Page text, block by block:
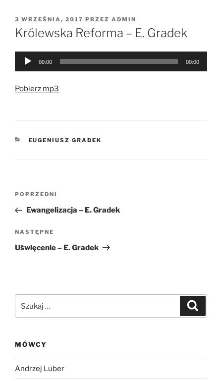
OPUBLIKOWANE
W
3 WRZEŚNIA, 2017 PRZEZ ADMIN
Królewska Reforma – E. Gradek
Odtwarzacz
00:00 00:00
Pobierz mp3
KATEGORIE
EUGENIUSZ GRADEK
Nawigacja
Poprzedni
wpis
POPRZEDNI
Ewangelizacja – E. Gradek
Następny
wpis
NASTĘPNE
Uświęcenie – E. Gradek
MÓWCY
Andrzej Luber